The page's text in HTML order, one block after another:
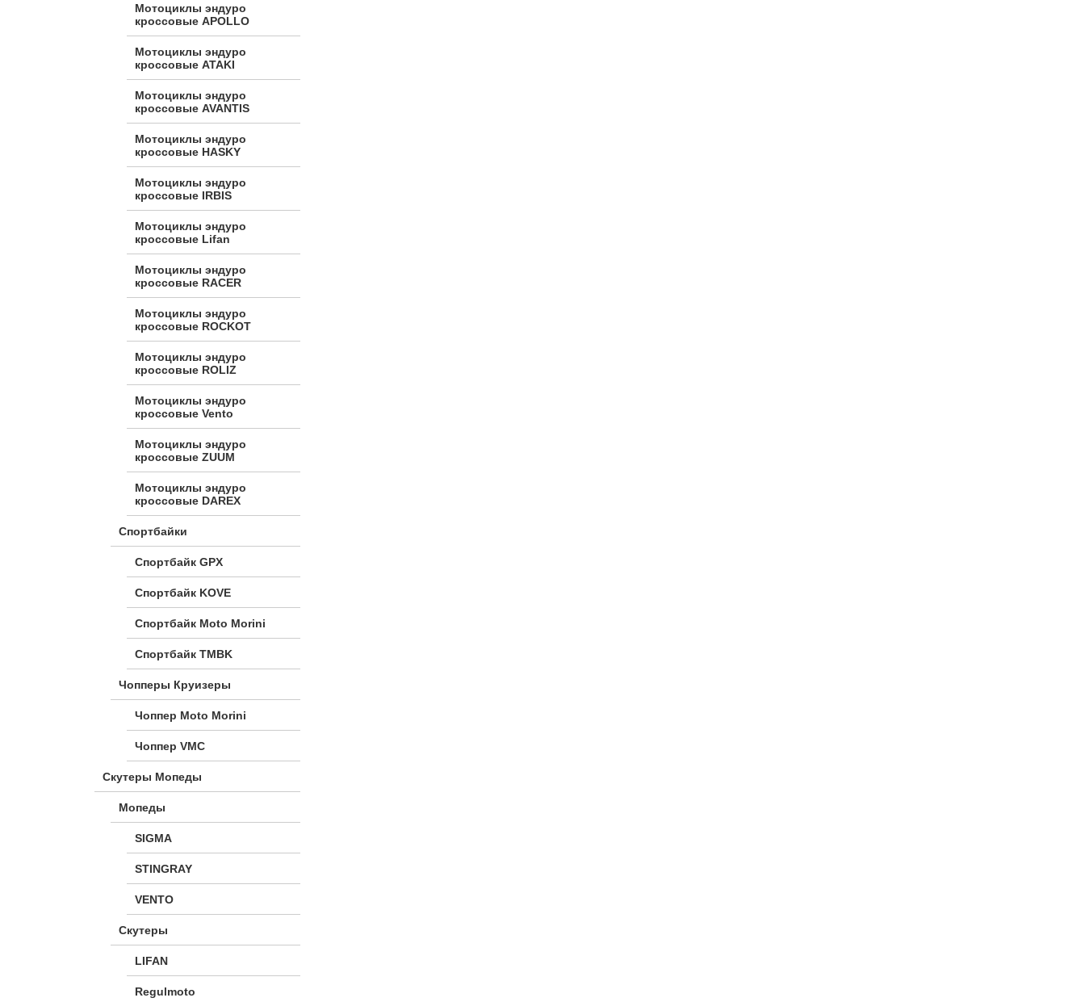
Мотоциклы эндуро
кроссовые APOLLO
Мотоциклы эндуро
кроссовые ATAKI
Мотоциклы эндуро
кроссовые AVANTIS
Мотоциклы эндуро
кроссовые HASKY
Мотоциклы эндуро
кроссовые IRBIS
Мотоциклы эндуро
кроссовые Lifan
Мотоциклы эндуро
кроссовые RACER
Мотоциклы эндуро
кроссовые ROCKOT
Мотоциклы эндуро
кроссовые ROLIZ
Мотоциклы эндуро
кроссовые Vento
Мотоциклы эндуро
кроссовые ZUUM
Мотоциклы эндуро
кроссовые DAREX
Спортбайки
Спортбайк GPX
Спортбайк KOVE
Спортбайк Moto Morini
Спортбайк TMBK
Чопперы Круизеры
Чоппер Moto Morini
Чоппер VMC
Скутеры Мопеды
Мопеды
SIGMA
STINGRAY
VENTO
Скутеры
LIFAN
Regulmoto